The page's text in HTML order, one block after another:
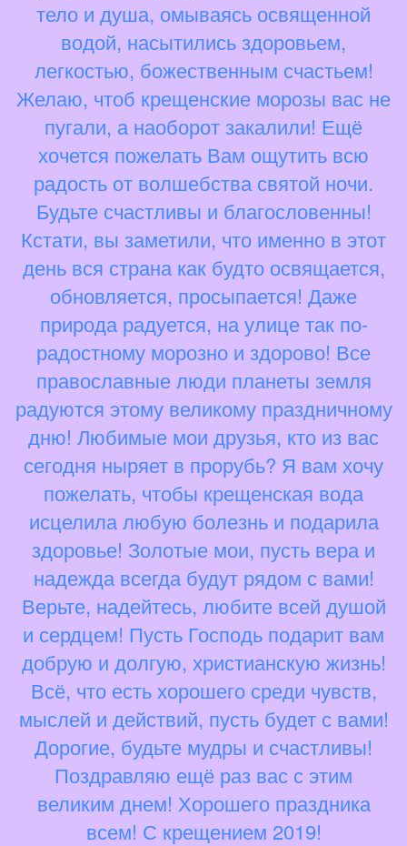
тело и душа, омываясь освященной
водой, насытились здоровьем,
легкостью, божественным счастьем!
Желаю, чтоб крещенские морозы вас не
пугали, а наоборот закалили! Ещё
хочется пожелать Вам ощутить всю
радость от волшебства святой ночи.
Будьте счастливы и благословенны!
Кстати, вы заметили, что именно в этот
день вся страна как будто освящается,
обновляется, просыпается! Даже
природа радуется, на улице так по-
радостному морозно и здорово! Все
православные люди планеты земля
радуются этому великому праздничному
дню! Любимые мои друзья, кто из вас
сегодня ныряет в прорубь? Я вам хочу
пожелать, чтобы крещенская вода
исцелила любую болезнь и подарила
здоровье! Золотые мои, пусть вера и
надежда всегда будут рядом с вами!
Верьте, надейтесь, любите всей душой
и сердцем! Пусть Господь подарит вам
добрую и долгую, христианскую жизнь!
Всё, что есть хорошего среди чувств,
мыслей и действий, пусть будет с вами!
Дорогие, будьте мудры и счастливы!
Поздравляю ещё раз вас с этим
великим днем! Хорошего праздника
всем! С крещением 2019!